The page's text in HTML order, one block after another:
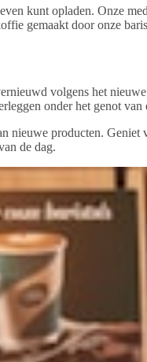
kunt opladen. Onze
gemaakt door onze
volgens het
onder het genot van
nieuwe producten.
de dag.